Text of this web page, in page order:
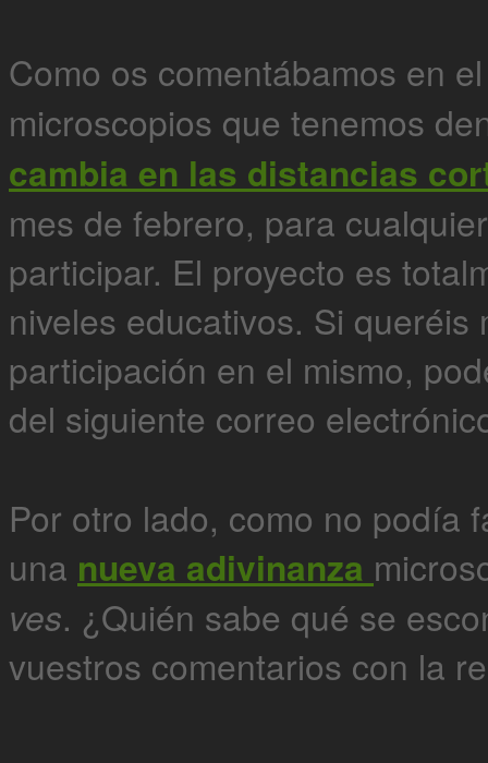
Como os comentábamos en
microscopios que tenemos
cambia en las distancias
mes de febrero, para
participar. El proyecto es
niveles educativos. Si
participación en el mismo,
del siguiente correo
Por otro lado, como no podía
una nueva adivinanza
ves. ¿Quién sabe qué se
vuestros comentarios con la